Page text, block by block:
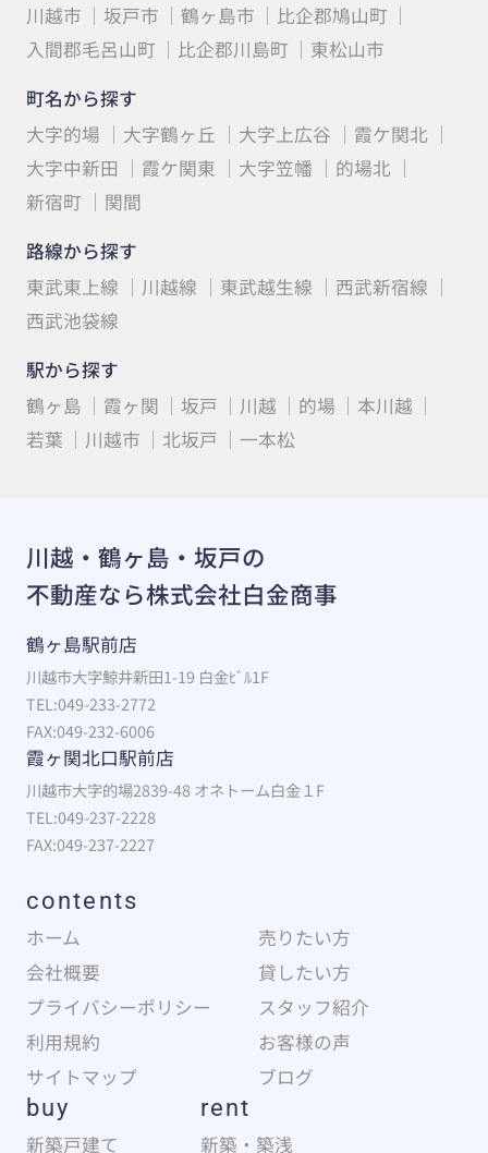
川越市
坂戸市 鶴ヶ島市
比企郡鳩山町
入間郡毛呂山町
比企郡川島町
東松山市
町名から探す
大字的場
大字鶴ヶ丘 大字上広谷
霞ケ関北
大字中新田
霞ケ関東 大字笠幡
的場北
新宿町
関間
路線から探す
東武東上線
川越線 東武越生線
西武新宿線
西武池袋線
駅から探す
鶴ヶ島
霞ヶ関 坂戸 川越 的場
本川越
若葉
川越市 北坂戸 一本松
川越・鶴ヶ島・坂戸の
不動産なら株式会社白金商事
鶴ヶ島駅前店
川越市大字鯨井新田1-19 白金ﾋﾞﾙ1F
TEL:049-233-2772
FAX:049-232-6006
霞ヶ関北口駅前店
川越市大字的場2839-48 オネトーム白金１F
TEL:049-237-2228
FAX:049-237-2227
contents
ホーム
売りたい方
会社概要
貸したい方
プライバシーポリシー
スタッフ紹介
利用規約
お客様の声
サイトマップ
ブログ
buy
新築戸建て
rent
新築・築浅